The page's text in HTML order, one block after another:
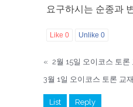
요구하시는 순종과
Like 0 Unlike 0
« 2월 15일 오이코스 토론
3월 1일 오이코스 토론 교재
List Reply